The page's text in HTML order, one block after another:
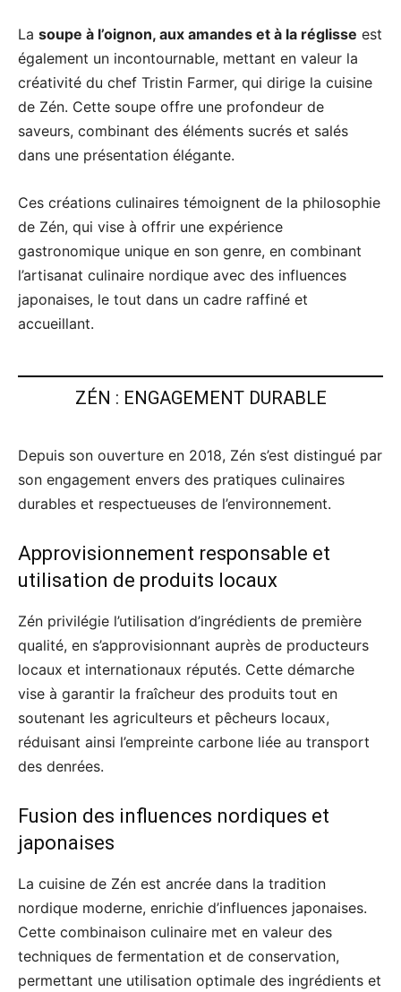
La soupe à l’oignon, aux amandes et à la réglisse est
également un incontournable, mettant en valeur la
créativité du chef Tristin Farmer, qui dirige la cuisine
de Zén. Cette soupe offre une profondeur de
saveurs, combinant des éléments sucrés et salés
dans une présentation élégante.
Ces créations culinaires témoignent de la philosophie
de Zén, qui vise à offrir une expérience
gastronomique unique en son genre, en combinant
l’artisanat culinaire nordique avec des influences
japonaises, le tout dans un cadre raffiné et
accueillant.
ZÉN : ENGAGEMENT DURABLE
Depuis son ouverture en 2018, Zén s’est distingué par
son engagement envers des pratiques culinaires
durables et respectueuses de l’environnement.
Approvisionnement responsable et
utilisation de produits locaux
Zén privilégie l’utilisation d’ingrédients de première
qualité, en s’approvisionnant auprès de producteurs
locaux et internationaux réputés. Cette démarche
vise à garantir la fraîcheur des produits tout en
soutenant les agriculteurs et pêcheurs locaux,
réduisant ainsi l’empreinte carbone liée au transport
des denrées.
Fusion des influences nordiques et
japonaises
La cuisine de Zén est ancrée dans la tradition
nordique moderne, enrichie d’influences japonaises.
Cette combinaison culinaire met en valeur des
techniques de fermentation et de conservation,
permettant une utilisation optimale des ingrédients et